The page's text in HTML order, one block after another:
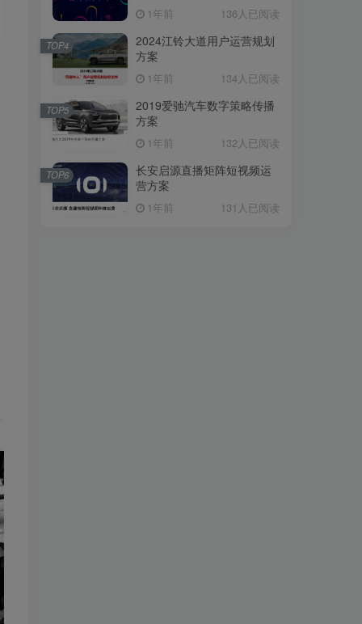
1年前 136人已阅读
2024江铃大道用户运营规划
方案
1年前 134人已阅读
TOP4
2019爱驰汽车数字策略传播
方案
1年前 132人已阅读
TOP5
长安启源直播矩阵短视频运
营方案
1年前 131人已阅读
TOP6